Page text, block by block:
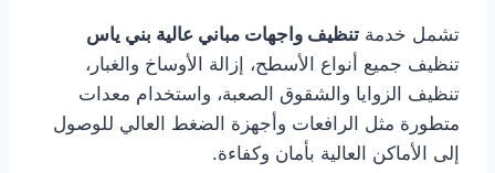
تشمل خدمة تنظيف واجهات مباني عالية بني ياس
تنظيف جميع أنواع الأسطح، إزالة الأوساخ والغبار،
تنظيف الزوايا والشقوق الصعبة، واستخدام معدات
متطورة مثل الرافعات وأجهزة الضغط العالي للوصول
إلى الأماكن العالية بأمان وكفاءة.